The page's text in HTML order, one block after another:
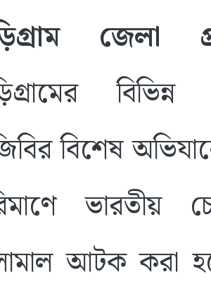
জেলা
বিভিন্ন
বিশেষ
ভারতীয়
আটক করা